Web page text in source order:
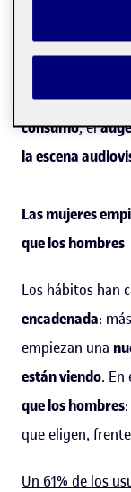
de Ciencias de
UOC, que tendrá
expertos en el
consumo, el
la escena
Las mujeres
que los hombres
Los hábitos han
encadenada:
empiezan una
están viendo. En
que los hombres
que eligen,
Un 61% de los